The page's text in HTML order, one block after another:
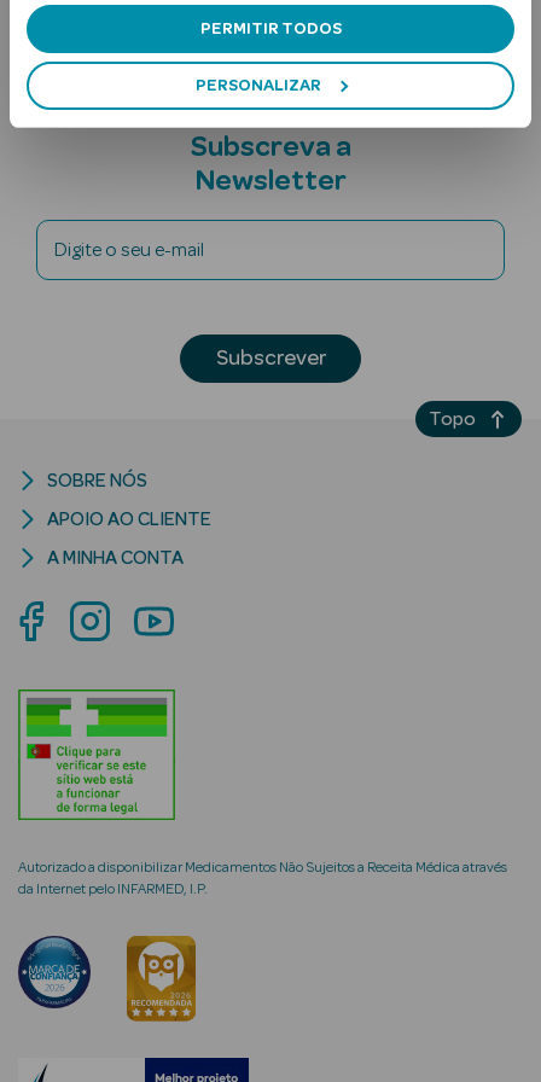
PERMITIR TODOS
PERSONALIZAR
Ver Tudo
Solares
Solares Bebé e
Criança
Ver Tudo
Cosmética
Rosto
Hidratantes
Creme de Olhos
envelhecimento
Subscreva a
Newsletter
Digite o seu e-mail
Subscrever
Autorizado a disponibilizar Medicamentos Não Sujeitos a Receita Médica através
da Internet pelo INFARMED, I.P.
SOBRE NÓS
APOIO AO CLIENTE
A MINHA CONTA
Topo